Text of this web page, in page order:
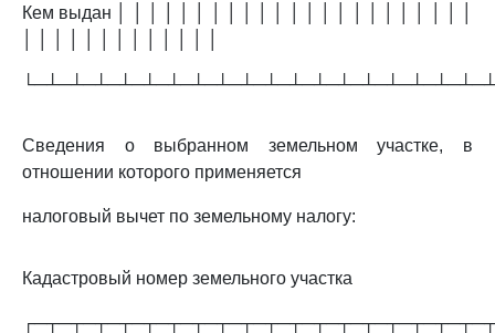
Кем выдан │ │ │ │ │ │ │ │ │ │ │ │ │ │ │ │ │ │ │ │ │ │ │
Сведения о выбранном земельном участке, в
отношении которого применяется
налоговый вычет по земельному налогу:
Кадастровый номер земельного участка